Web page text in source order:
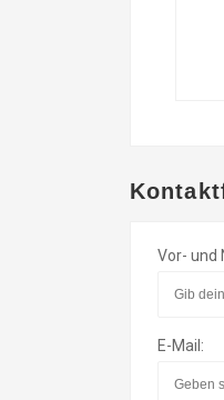
Vor- und
E-Mail: